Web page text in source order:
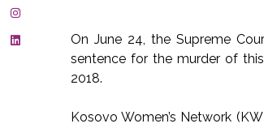
On June 24, the Supreme
sentence for the murder of
2018.
Kosovo Women’s Network